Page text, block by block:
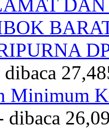
DAN
dibaca
Minimum
dibaca